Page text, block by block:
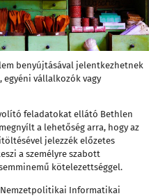
benyújtásával jelentkezhetnek
egyéni vállalkozók vagy
feladatokat ellátó Bethlen
a lehetőség arra, hogy az
jelezzék előzetes
a személyre szabott
kötelezettséggel.
Nemzetpolitikai Informatikai